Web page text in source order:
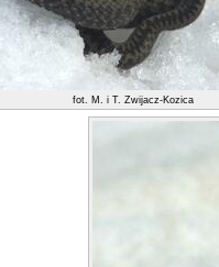
fot. M. i T. Zwijacz-Kozica